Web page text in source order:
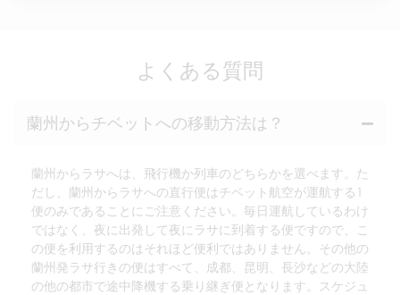
よくある質問
蘭州からチベットへの移動方法は？
蘭州からラサへは、飛行機か列車のどちらかを選べます。た
だし、蘭州からラサへの直行便はチベット航空が運航する1
便のみであることにご注意ください。毎日運航しているわけ
ではなく、夜に出発して夜にラサに到着する便ですので、こ
の便を利用するのはそれほど便利ではありません。その他の
蘭州発ラサ行きの便はすべて、成都、昆明、長沙などの大陸
の他の都市で途中降機する乗り継ぎ便となります。スケジュ